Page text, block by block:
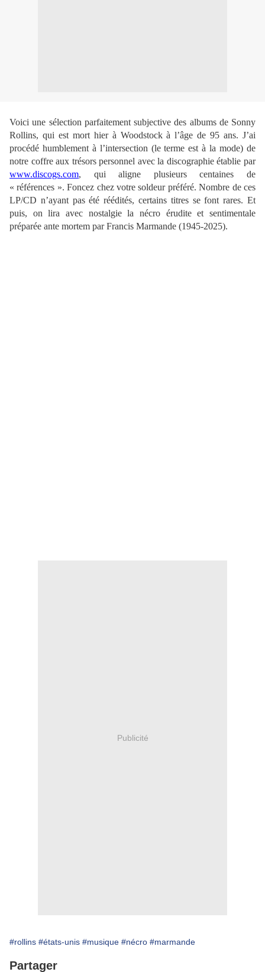
Voici une sélection parfaitement subjective des albums de Sonny
Rollins, qui est mort hier à Woodstock à l’âge de 95 ans. J’ai
procédé humblement à l’intersection (le terme est à la mode) de
notre coffre aux trésors personnel avec la discographie établie par
www.discogs.com, qui aligne plusieurs centaines de
« références ». Foncez chez votre soldeur préféré. Nombre de ces
LP/CD n’ayant pas été réédités, certains titres se font rares. Et
puis, on lira avec nostalgie la nécro érudite et sentimentale
préparée ante mortem par Francis Marmande (1945-2025).
Publicité
#rollins #états-unis #musique #nécro #marmande
Partager